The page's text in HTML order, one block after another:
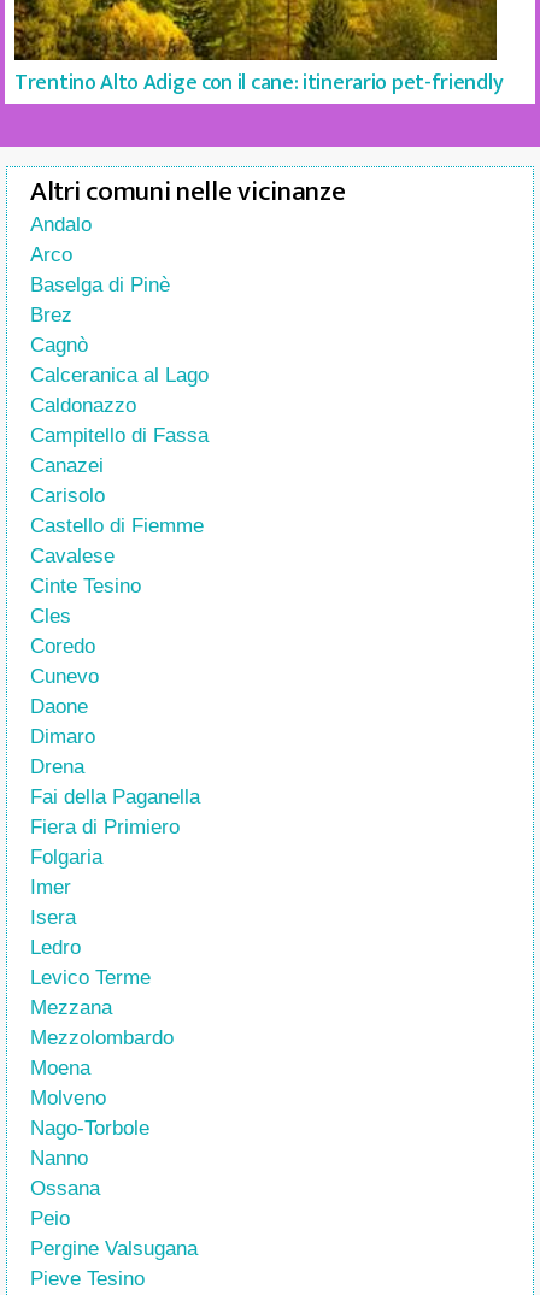
Trentino Alto Adige con il cane: itinerario pet-friendly
Altri comuni nelle vicinanze
Andalo
Arco
Baselga di Pinè
Brez
Cagnò
Calceranica al Lago
Caldonazzo
Campitello di Fassa
Canazei
Carisolo
Castello di Fiemme
Cavalese
Cinte Tesino
Cles
Coredo
Cunevo
Daone
Dimaro
Drena
Fai della Paganella
Fiera di Primiero
Folgaria
Imer
Isera
Ledro
Levico Terme
Mezzana
Mezzolombardo
Moena
Molveno
Nago-Torbole
Nanno
Ossana
Peio
Pergine Valsugana
Pieve Tesino